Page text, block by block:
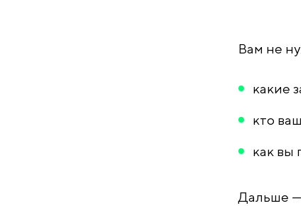
Вам не
какие
кто
как вы
Дальше —